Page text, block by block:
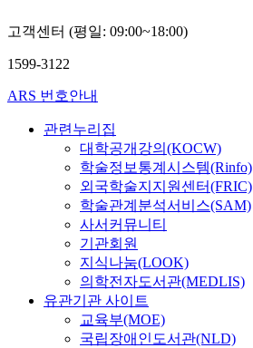
고객센터 (평일: 09:00~18:00)
1599-3122
ARS 번호안내
관련누리집
대학공개강의(KOCW)
학술정보통계시스템(Rinfo)
외국학술지지원센터(FRIC)
학술관계분석서비스(SAM)
사서커뮤니티
기관회원
지식나눔(LOOK)
의학전자도서관(MEDLIS)
유관기관 사이트
교육부(MOE)
국립장애인도서관(NLD)